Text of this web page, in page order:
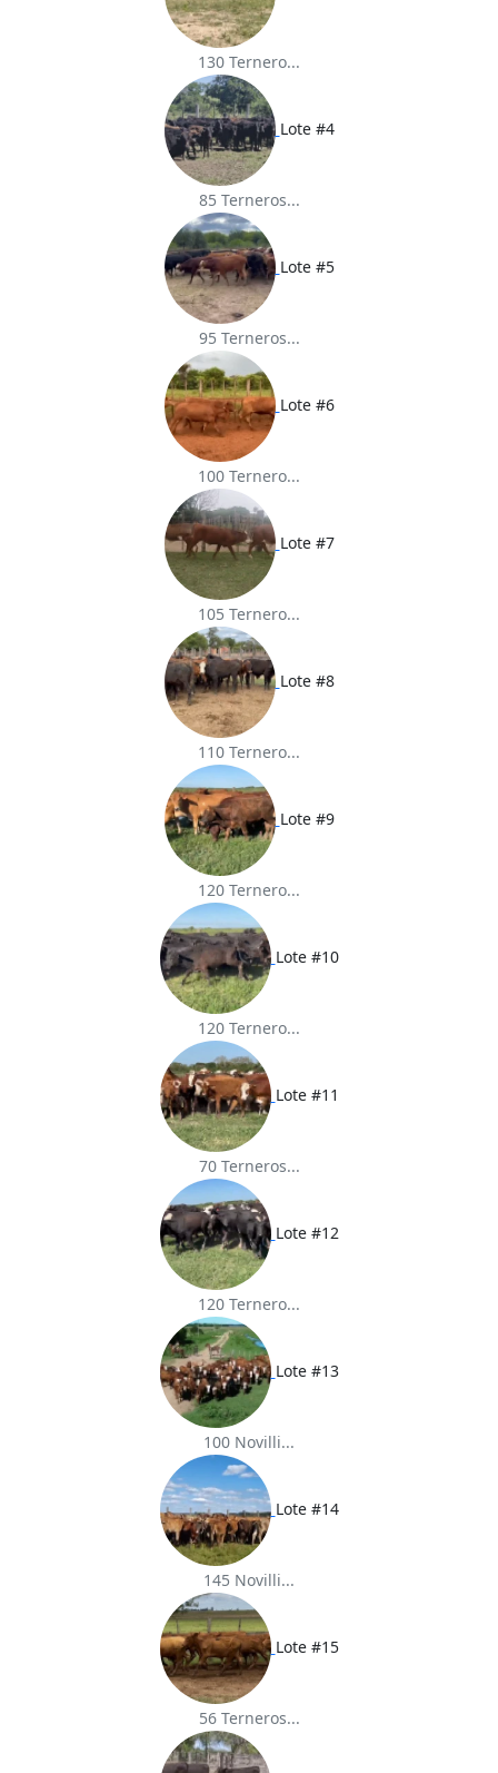
130 Ternero...
Lote #4
85 Terneros...
Lote #5
95 Terneros...
Lote #6
100 Ternero...
Lote #7
105 Ternero...
Lote #8
110 Ternero...
Lote #9
120 Ternero...
Lote #10
120 Ternero...
Lote #11
70 Terneros...
Lote #12
120 Ternero...
Lote #13
100 Novilli...
Lote #14
145 Novilli...
Lote #15
56 Terneros...